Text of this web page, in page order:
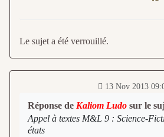
Le sujet a été verrouillé.
13 Nov 2013
Réponse de Kaliom Ludo sur le
Appel à textes M&L 9 : Science-
états